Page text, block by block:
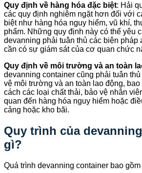
Quy định về hàng hóa đặc biệt: Hải
các quy định nghiêm ngặt hơn đối với
biệt như hàng hóa nguy hiểm, vũ khí,
phẩm. Những quy định này có thể yêu
devanning phải tuân thủ các biện pháp
cần có sự giám sát của cơ quan chức
Quy định về môi trường và an toàn
devanning container cũng phải tuân
vệ môi trường và an toàn lao động,
cách các loại chất thải, bảo vệ nhân
quan đến hàng hóa nguy hiểm hoặc
cảng hoặc kho bãi.
Quy trình của
gì?
Quá trình devanning container bao